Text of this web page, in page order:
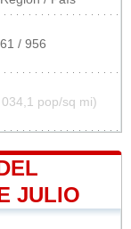
61 / 956
034,1 pop/sq mi)
JULIO